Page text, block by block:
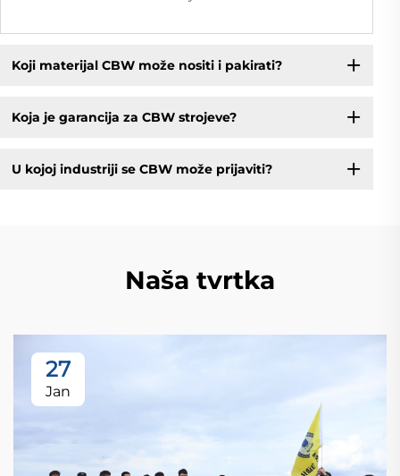
Koji materijal CBW može nositi i pakirati?
Koja je garancija za CBW strojeve?
U kojoj industriji se CBW može prijaviti?
Naša tvrtka
27
Jan